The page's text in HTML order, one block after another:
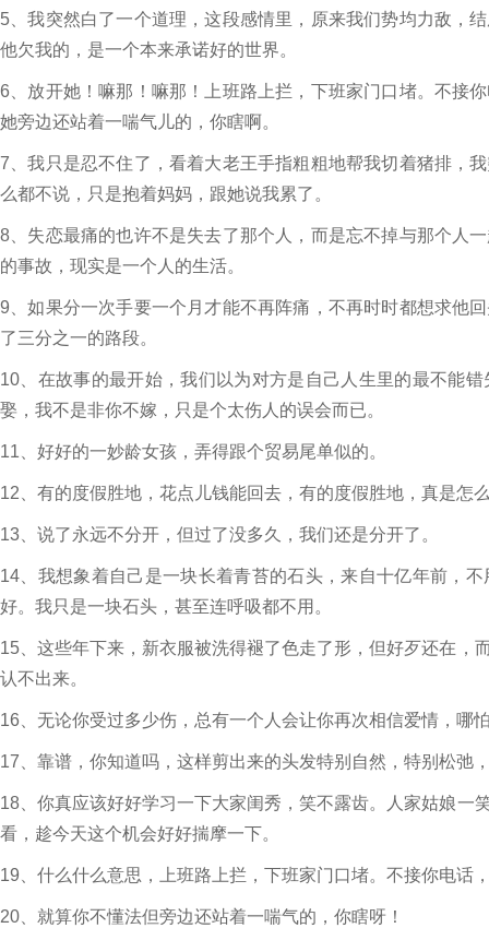
5、我突然白了一个道理，这段感情里，原来我们势均力敌，
他欠我的，是一个本来承诺好的世界。
6、放开她！嘛那！嘛那！上班路上拦，下班家门口堵。不接
她旁边还站着一喘气儿的，你瞎啊。
7、我只是忍不住了，看着大老王手指粗粗地帮我切着猪排，
么都不说，只是抱着妈妈，跟她说我累了。
8、失恋最痛的也许不是失去了那个人，而是忘不掉与那个人
的事故，现实是一个人的生活。
9、如果分一次手要一个月才能不再阵痛，不再时时都想求他
了三分之一的路段。
10、在故事的最开始，我们以为对方是自己人生里的最不能
娶，我不是非你不嫁，只是个太伤人的误会而已。
11、好好的一妙龄女孩，弄得跟个贸易尾单似的。
12、有的度假胜地，花点儿钱能回去，有的度假胜地，真是怎
13、说了永远不分开，但过了没多久，我们还是分开了。
14、我想象着自己是一块长着青苔的石头，来自十亿年前，
好。我只是一块石头，甚至连呼吸都不用。
15、这些年下来，新衣服被洗得褪了色走了形，但好歹还在，
认不出来。
16、无论你受过多少伤，总有一个人会让你再次相信爱情，哪
17、靠谱，你知道吗，这样剪出来的头发特别自然，特别松弛
18、你真应该好好学习一下大家闺秀，笑不露齿。人家姑娘一
看，趁今天这个机会好好揣摩一下。
19、什么什么意思，上班路上拦，下班家门口堵。不接你电话
20、就算你不懂法但旁边还站着一喘气的，你瞎呀！